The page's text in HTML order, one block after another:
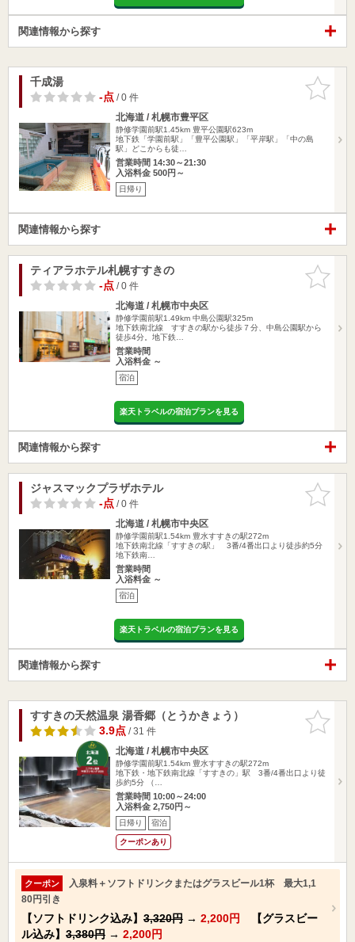
関連情報から探す
お気に入
りに追加
千成湯
-点/ 0 件
北海道 / 札幌市豊平区
静修学園前駅1.45km 豊平公園駅623m
地下鉄「学園前駅」「豊平公園駅」「平岸駅」「中の島
駅」どこからも徒…
営業時間 14:30～21:30
入浴料金 500円～
日帰り
関連情報から探す
お気に入
りに追加
ティアラホテル札幌すすきの
-点/ 0 件
北海道 / 札幌市中央区
静修学園前駅1.49km 中島公園駅325m
地下鉄南北線 すすきの駅から徒歩７分、中島公園駅から
徒歩4分。地下鉄…
営業時間
入浴料金 ～
宿泊
楽天トラベルの宿泊プランを見る
関連情報から探す
お気に入
りに追加
ジャスマックプラザホテル
-点/ 0 件
北海道 / 札幌市中央区
静修学園前駅1.54km 豊水すすきの駅272m
地下鉄南北線「すすきの駅」 3番/4番出口より徒歩約5分
地下鉄南…
営業時間
入浴料金 ～
宿泊
楽天トラベルの宿泊プランを見る
関連情報から探す
お気に入
りに追加
すすきの天然温泉 湯香郷（とうかきょう）
3.9点/ 31 件
北海道 / 札幌市中央区
静修学園前駅1.54km 豊水すすきの駅272m
地下鉄・地下鉄南北線「すすきの」駅 3番/4番出口より徒
歩約5分 （…
営業時間 10:00～24:00
入浴料金 2,750円～
日帰り 宿泊
クーポンあり
クーポン
入泉料＋ソフトドリンクまたはグラスビール1杯 最大1,1
80円引き
【ソフトドリンク込み】 3,320円 → 2,200円
【グラスビー
ル込み】 3,380円 → 2,200円